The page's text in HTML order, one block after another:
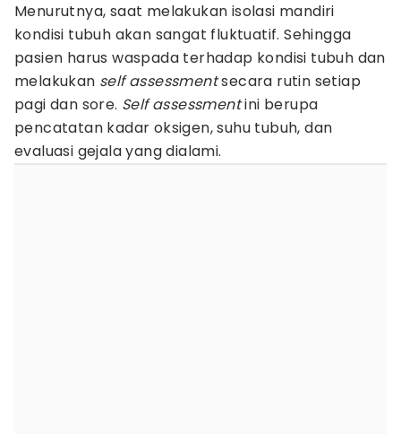
Menurutnya, saat melakukan isolasi mandiri
kondisi tubuh akan sangat fluktuatif. Sehingga
pasien harus waspada terhadap kondisi tubuh dan
melakukan self assessmentsecara rutin setiap
pagi dan sore. Self assessmentini berupa
pencatatan kadar oksigen, suhu tubuh, dan
evaluasi gejala yang dialami.